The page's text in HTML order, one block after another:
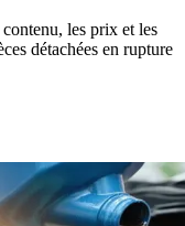
contenu, les prix et les
détachées en rupture